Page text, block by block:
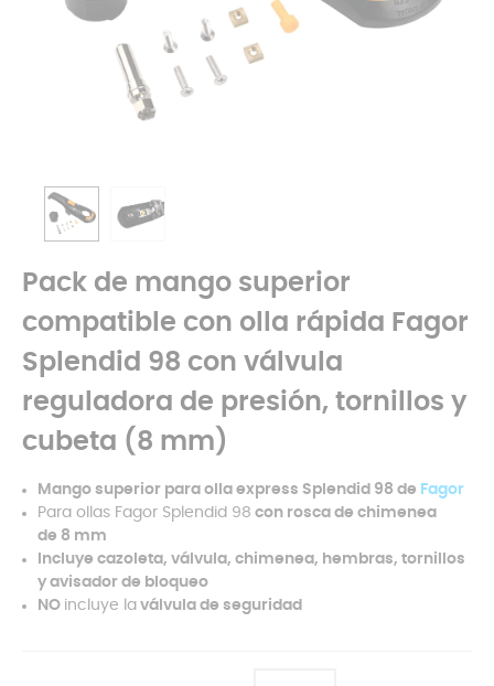
Pack de mango superior
compatible con olla rápida Fagor
Splendid 98 con válvula
reguladora de presión, tornillos y
cubeta (8 mm)
Mango superior para olla express Splendid 98 de Fagor
Para ollas Fagor Splendid 98 con rosca de chimenea
de 8 mm
ncluye cazoleta, válvula, chimenea, hembras, tornillos
y avisador de bloqueo
NO incluye la válvula de seguridad